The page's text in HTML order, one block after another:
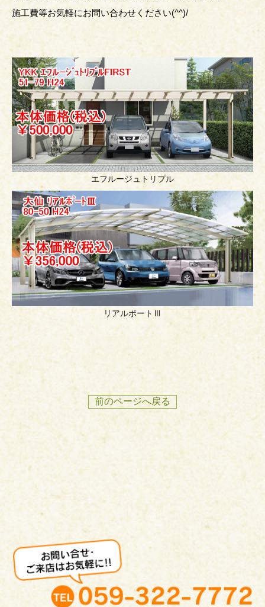
施工費等お気軽にお問い合わせください(^^)/
エフルージュトリプル
リアルポートⅢ
前のページへ戻る